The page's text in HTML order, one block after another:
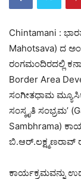
Chintamani :
Mahotsava) ದ
ರಂಗಮಂದಿರದಲ್ಲಿ
Border Area
ಸಂಗೀತಧಾಮ
ಸಂಸ್ಕೃತಿ ಸಂಭ್ರಮ’
Sambhrama)
ಬಿ.ಆರ್.ಲಕ್ಷ್ಮಣರಾವ್
ಕಾರ್ಯಕ್ರಮವನ್ನು